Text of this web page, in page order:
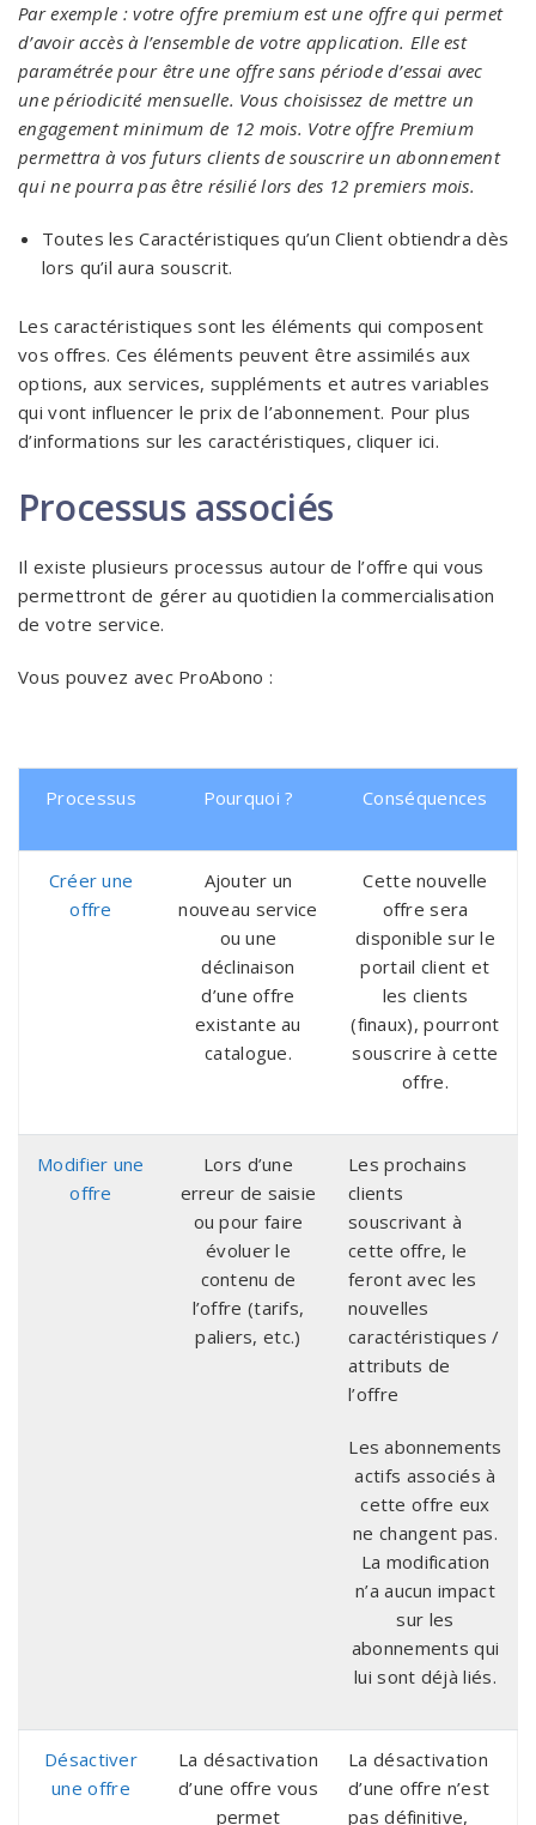
Par exemple : votre offre premium est une offre qui permet
d’avoir accès à l’ensemble de votre application. Elle est
paramétrée pour être une offre sans période d’essai avec
une périodicité mensuelle. Vous choisissez de mettre un
engagement minimum de 12 mois. Votre offre Premium
permettra à vos futurs clients de souscrire un abonnement
qui ne pourra pas être résilié lors des 12 premiers mois.
Toutes les Caractéristiques qu’un Client obtiendra dès
lors qu’il aura souscrit.
Les caractéristiques sont les éléments qui composent
vos offres. Ces éléments peuvent être assimilés aux
options, aux services, suppléments et autres variables
qui vont influencer le prix de l’abonnement. Pour plus
d’informations sur les caractéristiques, cliquer ici.
Processus associés
Il existe plusieurs processus autour de l’offre qui vous
permettront de gérer au quotidien la commercialisation
de votre service.
Vous pouvez avec ProAbono :
Processus Pourquoi ? Conséquences
Créer une
offre
Ajouter un
nouveau service
ou une
déclinaison
d’une offre
existante au
catalogue.
Cette nouvelle
offre sera
disponible sur le
portail client et
les clients
(finaux), pourront
souscrire à cette
offre.
Modifier une
offre
Lors d’une
erreur de saisie
ou pour faire
évoluer le
contenu de
l’offre (tarifs,
paliers, etc.)
Les prochains
clients
souscrivant à
cette offre, le
feront avec les
nouvelles
caractéristiques /
attributs de
l’offre
Les abonnements
actifs associés à
cette offre eux
ne changent pas.
La modification
n’a aucun impact
sur les
abonnements qui
lui sont déjà liés.
Désactiver
une offre
La désactivation
d’une offre vous
permet
La désactivation
d’une offre n’est
pas définitive,